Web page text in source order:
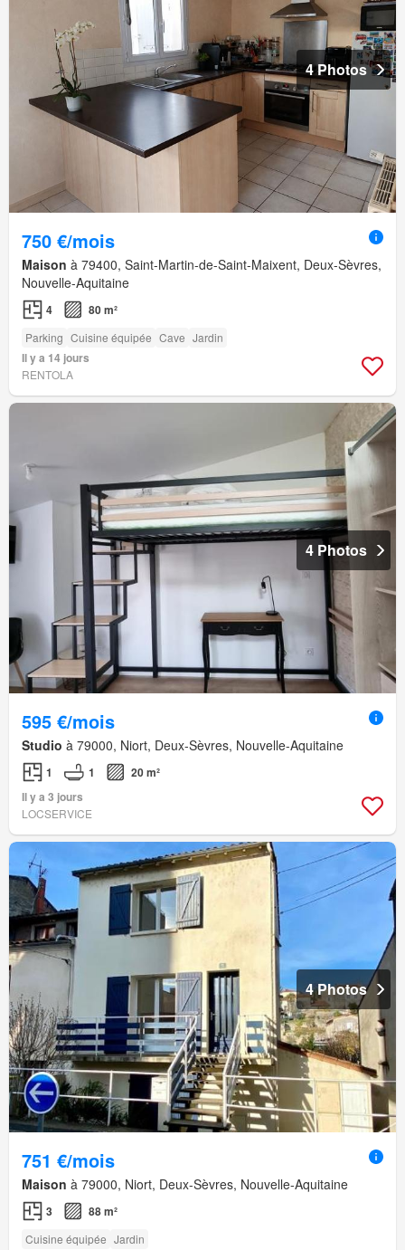
4 Photos
750 €/mois
Maison à 79400, Saint-Martin-de-Saint-Maixent, Deux-Sèvres,
Nouvelle-Aquitaine
4 80 m²
Parking Cuisine équipée Cave Jardin
Il y a 14 jours
RENTOLA
4 Photos
595 €/mois
Studio à 79000, Niort, Deux-Sèvres, Nouvelle-Aquitaine
1 1
20 m²
Il y a 3 jours
LOCSERVICE
4 Photos
751 €/mois
Maison à 79000, Niort, Deux-Sèvres, Nouvelle-Aquitaine
3 88 m²
Cuisine équipée Jardin